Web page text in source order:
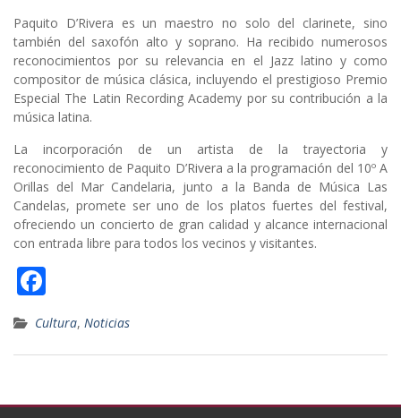
Paquito D’Rivera es un maestro no solo del clarinete, sino
también del saxofón alto y soprano. Ha recibido numerosos
reconocimientos por su relevancia en el Jazz latino y como
compositor de música clásica, incluyendo el prestigioso Premio
Especial The Latin Recording Academy por su contribución a la
música latina.
La incorporación de un artista de la trayectoria y
reconocimiento de Paquito D’Rivera a la programación del 10º A
Orillas del Mar Candelaria, junto a la Banda de Música Las
Candelas, promete ser uno de los platos fuertes del festival,
ofreciendo un concierto de gran calidad y alcance internacional
con entrada libre para todos los vecinos y visitantes.
ac
e
b
o
Cultura, Noticias